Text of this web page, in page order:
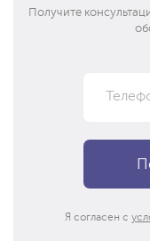
Получите
Я согласен с